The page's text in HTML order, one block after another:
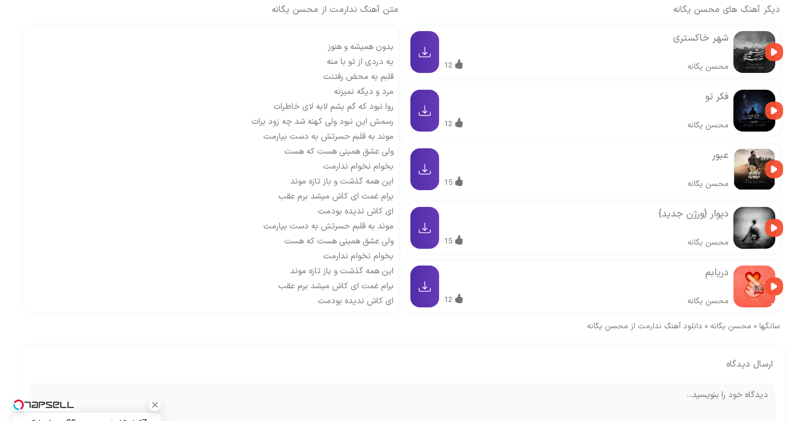
متن آهنگ ندارمت از محسن یگانه
بدون همیشه و هنوز
یه دردی از تو با منه
قلبم به محض رفتنت
مرد و دیگه نمیزنه
روا نبود که گم بشم لابه لای خاطرات
رسمش این نبود ولی کهنه شد چه زود برات
موند به قلبم حسرتش به دست بیارمت
ولی عشق همینی هست که هست
بخوام نخوام ندارمت
این همه گذشت و باز تازه موند
برام غمت ای کاش میشد برم عقب
ای کاش ندیده بودمت
موند به قلبم حسرتش به دست بیارمت
ولی عشق همینی هست که هست
بخوام نخوام ندارمت
این همه گذشت و باز تازه موند
برام غمت ای کاش میشد برم عقب
ای کاش ندیده بودمت
دیگر آهنگ های محسن یگانه
شهر خاکستری
محسن یگانه 12
فکر تو
محسن یگانه 12
عبور
محسن یگانه 15
دیوار {ورژن جدید}
محسن یگانه 15
دریابم
محسن یگانه 12
سانگها » محسن یگانه » دانلود آهنگ ندارمت از محسن یگانه
ارسال دیدگاه